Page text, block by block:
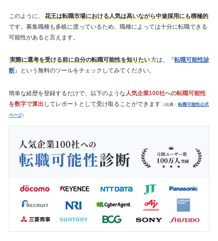
このように、
花王は転職市場における人気は高いながら中途採用にも積極的
です。募集職種も多岐に渡っているため、職種によっては十分に転職できる
可能性があると言えます。
実際に選考を受ける前に自分の転職可能性を知りたい方は、『転職可能性診
断』という無料のツールをチェックしてみてください。
簡単な経歴を登録するだけで、以下のような人気企業100社への転職可能性
を数字で算出 してレポートとして受け取ることができます（出典： 転職可能性公式
ページ）